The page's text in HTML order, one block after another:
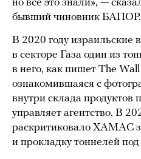
но все это знали», —
бывший чиновник БАПОР.
В 2020 году израильские
в секторе Газа один из
в него, как пишет The
ознакомившаяся с
внутри склада продуктов
управляет агентство. В
раскритиковало ХАМАС
и прокладку тоннелей